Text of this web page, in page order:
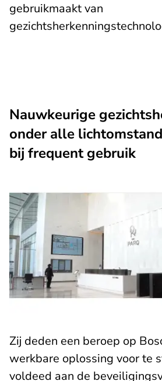
gebruikmaakt van
Nauwkeurige
onder alle
bij frequent gebruik
Zij deden een beroep op
werkbare oplossing voor te
voldeed aan de